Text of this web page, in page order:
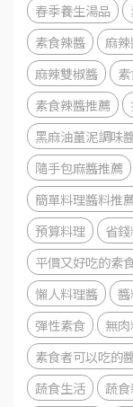
春季養生湯品
素食辣醬
麻
麻辣雙椒醬
素食辣醬推薦
黑麻油薑泥調味
隨手包麻醬推薦
簡單料理醬料推
預算料理
省
平價又好吃的素
懶人料理醬
彈性素食
無
素食者可以吃的
蔬食生活
蔬